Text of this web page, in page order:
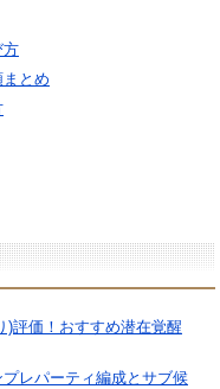
方
とめ
)評価！おすすめ潜在覚醒
プレパーティ編成とサブ候